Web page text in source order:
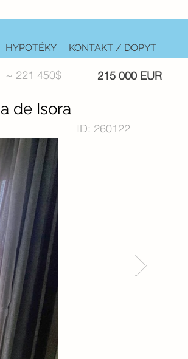
HYPOTÉKY KONTAKT / DOPYT
~ 221 450$ 215 000 EUR
de Isora
ID: 260122